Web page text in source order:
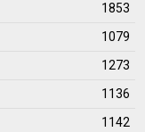
1853
1079
1273
1136
1142